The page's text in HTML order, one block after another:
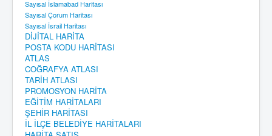
Sayısal İslamabad Haritası
Sayısal Çorum Haritası
Sayısal İsrail Haritası
DİJİTAL HARİTA
POSTA KODU HARİTASI
ATLAS
COĞRAFYA ATLASI
TARİH ATLASI
PROMOSYON HARİTA
EĞİTİM HARİTALARI
ŞEHİR HARİTASI
İL İLÇE BELEDİYE HARİTALARI